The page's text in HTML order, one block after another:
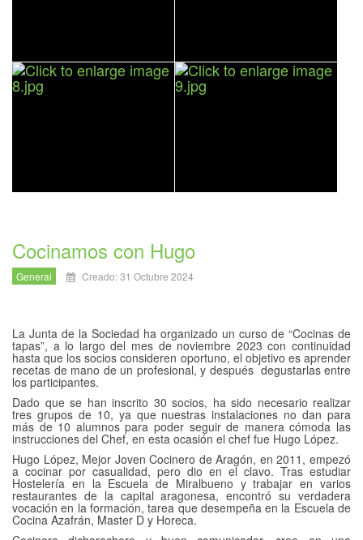
Cocinamos con Hugo
General Creado: 31 Octubre 2024
La Junta de la Sociedad ha organizado un curso de “Cocinas de
tapas”, a lo largo del mes de noviembre 2023 con continuidad
hasta que los socios consideren oportuno, el objetivo es aprender
recetas de mano de un profesional, y después degustarlas entre
los participantes.
Dado que se han inscrito 30 socios, ha sido necesario realizar
tres grupos de 10, ya que nuestras instalaciones no dan para
más de 10 alumnos para poder seguir de manera cómoda las
instrucciones del Chef, en esta ocasión el chef fue Hugo López.
Hugo López, Mejor Joven Cocinero de Aragón, en 2011, empezó
a cocinar por casualidad, pero dio en el clavo. Tras estudiar
Hostelería en la Escuela de Miralbueno y trabajar en varios
restaurantes de la capital aragonesa, encontró su verdadera
vocación en la formación, tarea que desempeña en la Escuela de
Cocina Azafrán, Master D y Horeca.